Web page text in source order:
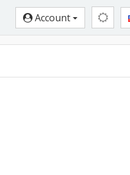
Account